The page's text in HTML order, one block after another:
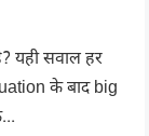
यही सवाल हर
के बाद big